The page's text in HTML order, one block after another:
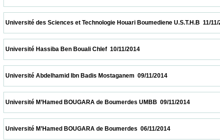
Université des Sciences et Technologie Houari Boumediene
Université Hassiba Ben Bouali Chlef  10/11/2014
Université Abdelhamid Ibn Badis Mostaganem  09/11/2014
Université M’Hamed BOUGARA de Boumerdes UMBB  09/11/
Université M’Hamed BOUGARA de Boumerdes  06/11/2014